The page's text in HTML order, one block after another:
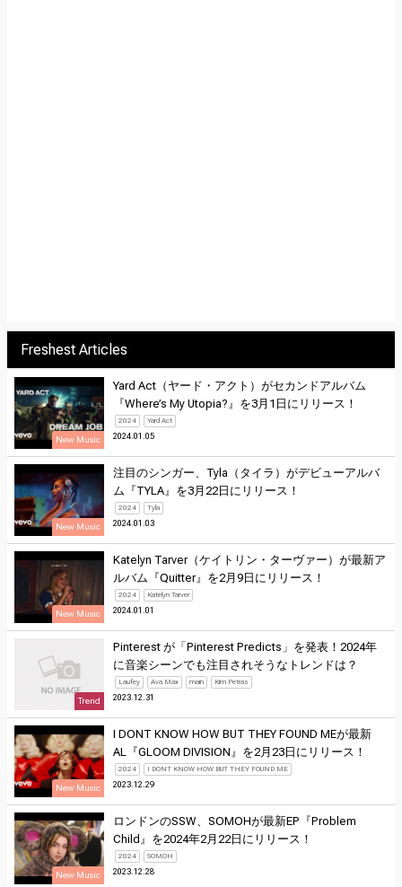
Freshest Articles
New Music
Yard Act（ヤード・アクト）がセカンドアルバム
『Where’s My Utopia?』を3月1日にリリース！
2024 Yard Act
2024.01.05
New Music
注目のシンガー、Tyla（タイラ）がデビューアルバ
ム『TYLA』を3月22日にリリース！
2024 Tyla
2024.01.03
New Music
Katelyn Tarver（ケイトリン・ターヴァー）が最新ア
ルバム『Quitter』を2月9日にリリース！
2024 Katelyn Tarver
2024.01.01
Trend
Pinterest が「Pinterest Predicts」を発表！2024年
に音楽シーンでも注目されそうなトレンドは？
Laufey Ava Max main Kim Petras
2023.12.31
New Music
I DONT KNOW HOW BUT THEY FOUND MEが最新
AL『GLOOM DIVISION』を2月23日にリリース！
2024 I DONT KNOW HOW BUT THEY FOUND ME
2023.12.29
New Music
ロンドンのSSW、SOMOHが最新EP『Problem
Child』を2024年2月22日にリリース！
2024 SOMOH
2023.12.28